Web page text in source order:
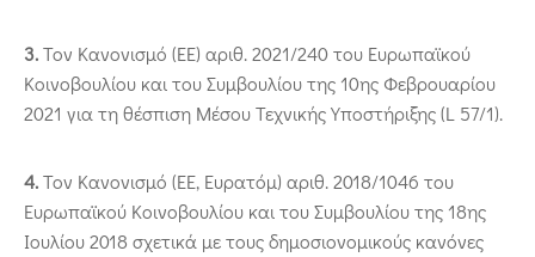
3.Τον Κανονισμό (ΕΕ) αριθ. 2021/240 του Ευρωπαϊκού
Κοινοβουλίου και του Συμβουλίου της 10ης Φεβρουαρίου
2021 για τη θέσπιση Μέσου Τεχνικής Υποστήριξης (L 57/1).
4.Τον Κανονισμό (ΕΕ, Ευρατόμ) αριθ. 2018/1046 του
Ευρωπαϊκού Κοινοβουλίου και του Συμβουλίου της 18ης
Ιουλίου 2018 σχετικά με τους δημοσιονομικούς κανόνες